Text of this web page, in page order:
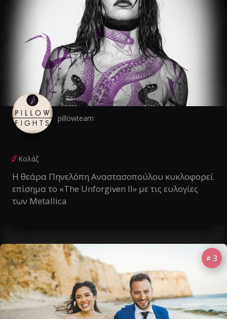
pillowteam
Κολάζ
Η θεάρα Πηνελόπη Αναστασοπούλου κυκλοφορεί
επίσημα το «The Unforgiven II» με τις ευλογίες
των Metallica
# 3